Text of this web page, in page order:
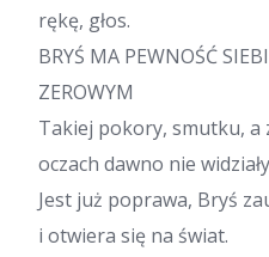
rękę, głos.
BRYŚ MA PEWNOŚĆ
ZEROWYM
Takiej pokory, smutku, a
oczach dawno nie
Jest już poprawa, Bryś
i otwiera się na świat.